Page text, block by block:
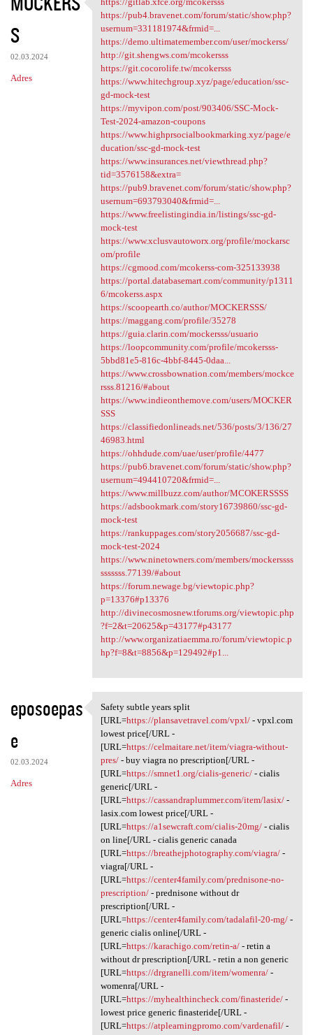
S
02.03.2024
Adres
https://gitlab.xfce.org
https://pub4.bravenet.com/forum/static/show.php?
usernum=331181974&frmid=...
https://demo.ultimatemember.com/user/mockerss/
http://git.shengws.com/mcokersss
https://git.cocorolife.tw/mcokersss
https://www.hitechgroup.xyz/page/education/ssc-
gd-mock-test
https://myvipon.com/post/903406/SSC-Mock-
Test-2024-amazon-coupons
https://www.highprsocialbookmarking.xyz/page/e
ducation/ssc-gd-mock-test
https://www.insurances.net/viewthread.php?
tid=3576158&extra=
https://pub9.bravenet.com/forum/static/show.php?
usernum=693793040&frmid=...
https://www.freelistingindia.in/listings/ssc-gd-
mock-test
https://www.xclusvautoworx.org/profile/mockarsc
om/profile
https://cgmood.com/mcokerss-com-325133938
https://portal.databasemart.com/community/p1311
6/mcokerss.aspx
https://scoopearth.co/author/MOCKERSSS/
https://maggang.com/profile/35278
https://guia.clarin.com/mockersss/usuario
https://loopcommunity.com/profile/mcokersss-
5bbd81e5-816c-4bbf-8445-0daa...
https://www.crossbownation.com/members/mockce
rsss.81216/#about
https://www.indieonthemove.com/users/MOCKER
SSS
https://classifiedonlineads.net/536/posts/3/136/27
46983.html
https://ohhdude.com/uae/user/profile/4477
https://pub6.bravenet.com/forum/static/show.php?
usernum=494410720&frmid=...
https://www.millbuzz.com/author/MCOKERSSSS
https://adsbookmark.com/story16739860/ssc-gd-
mock-test
https://rankuppages.com/story2056687/ssc-gd-
mock-test-2024
https://www.ninetowners.com/members/mockerssss
sssssss.77139/#about
https://forum.newage.bg/viewtopic.php?
p=13376#p13376
http://divinecosmosnew.tforums.org/viewtopic.php
?f=2&t=20625&p=43177#p43177
http://www.organizatiaemma.ro/forum/viewtopic.p
hp?f=8&t=8856&p=129492#p1...
eposoepas
e
02.03.2024
Adres
Safety subtle years split
Safety subtle years split
[URL=https://plansavetravel.com/vpxl/- vpxl.com
lowest price[/URL -
[URL=https://celmaitare.net/item/viagra-without-
pres/- buy viagra no prescription[/URL -
[URL=https://smnet1.org/cialis-generic/- cialis
generic[/URL -
[URL=https://cassandraplummer.com/item/lasix/-
lasix.com lowest price[/URL -
[URL=https://a1sewcraft.com/cialis-20mg/- cialis
on line[/URL - cialis generic canada
[URL=https://breathejphotography.com/viagra/-
viagra[/URL -
[URL=https://center4family.com/prednisone-no-
prescription/- prednisone without dr
prescription[/URL -
[URL=https://center4family.com/tadalafil-20-mg/-
generic cialis online[/URL -
[URL=https://karachigo.com/retin-a/- retin a
without dr prescription[/URL - retin a non generic
[URL=https://drgranelli.com/item/womenra/-
womenra[/URL -
[URL=https://myhealthincheck.com/finasteride/-
lowest price generic finasteride[/URL -
[URL=https://atplearningpromo.com/vardenafil/-